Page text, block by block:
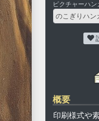
ピクチャーハン
のこぎりハン
概要
印刷様式や